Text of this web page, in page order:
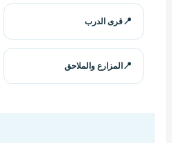
قرى الدرب
المزارع والملاحق